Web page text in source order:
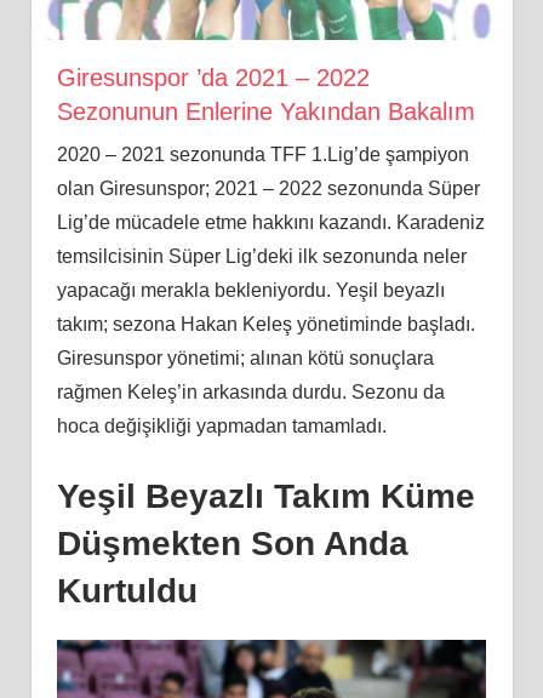
Giresunspor ’da 2021 – 2022
Sezonunun Enlerine Yakından Bakalım
2020 – 2021 sezonunda TFF 1.Lig’de şampiyon
olan Giresunspor; 2021 – 2022 sezonunda Süper
Lig’de mücadele etme hakkını kazandı. Karadeniz
temsilcisinin Süper Lig’deki ilk sezonunda neler
yapacağı merakla bekleniyordu. Yeşil beyazlı
takım; sezona Hakan Keleş yönetiminde başladı.
Giresunspor yönetimi; alınan kötü sonuçlara
rağmen Keleş’in arkasında durdu. Sezonu da
hoca değişikliği yapmadan tamamladı.
Yeşil Beyazlı Takım Küme
Düşmekten Son Anda
Kurtuldu